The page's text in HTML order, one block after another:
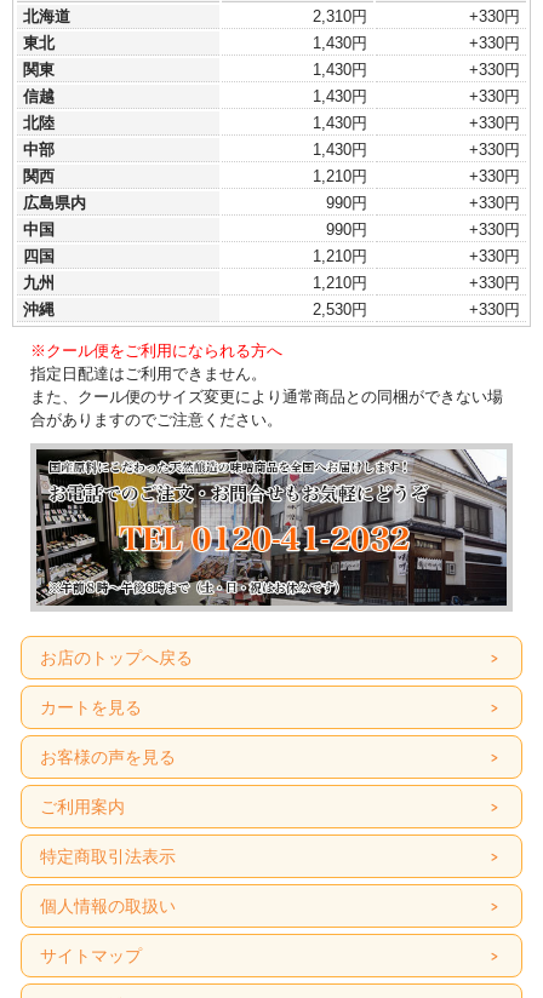
北海道
2,310円
+330円
東北
1,430円
+330円
関東
1,430円
+330円
信越
1,430円
+330円
北陸
1,430円
+330円
中部
1,430円
+330円
関西
1,210円
+330円
広島県内
990円
+330円
中国
990円
+330円
四国
1,210円
+330円
九州
1,210円
+330円
沖縄
2,530円 +330円
※クール便をご利用になられる方へ
指定日配達はご利用できません。
また、クール便のサイズ変更により通常商品との同梱ができない場
合がありますのでご注意ください。
お店のトップへ戻る
カートを見る
お客様の声を見る
ご利用案内
特定商取引法表示
個人情報の取扱い
サイトマップ